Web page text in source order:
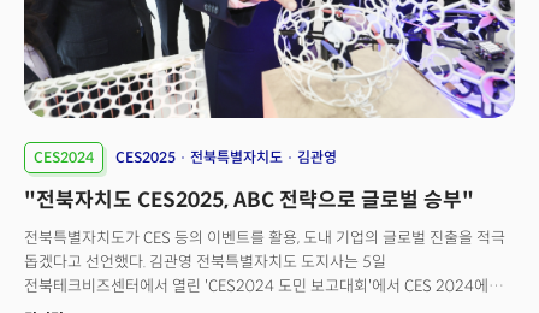
CES2024 CES2025 전북특별자치도 김관영
"전북자치도 CES2025, ABC 전략으로 글로벌 승부"
전북특별자치도가 CES 등의 이벤트를 활용, 도내 기업의 글로벌 진출을 적극
돕겠다고 선언했다. 김관영 전북특별자치도 도지사는 5일
전북테크비즈센터에서 열린 'CES2024 도민 보고대회'에서 CES 2024에서